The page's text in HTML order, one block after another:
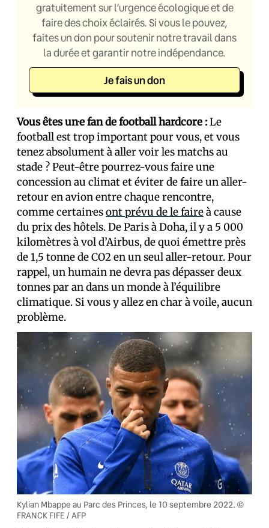
gratuitement sur l’urgence écologique et de
faire des choix éclairés. Si vous le pouvez,
faites un don pour soutenir notre travail dans
la durée et garantir notre indépendance.
Je fais un don
Vous êtes un·e fan de football hardcore :Le
football est trop important pour vous, et vous
tenez absolument à aller voir les matchs au
stade ? Peut-être pourrez-vous faire une
concession au climat et éviter de faire un aller-
retour en avion entre chaque rencontre,
comme certain·esont prévu de le faireà cause
du prix des hôtels. De Paris à Doha, il y a 5 000
kilomètres à vol d’Airbus, de quoi émettre près
de 1,5 tonne de CO2 en un seul aller-retour. Pour
rappel, un humain ne devra pas dépasser deux
tonnes par an dans un monde à l’équilibre
climatique. Si vous y allez en char à voile, aucun
problème.
Kylian Mbappe au Parc des Princes, le 10 septembre 2022. ©
FRANCK FIFE / AFP